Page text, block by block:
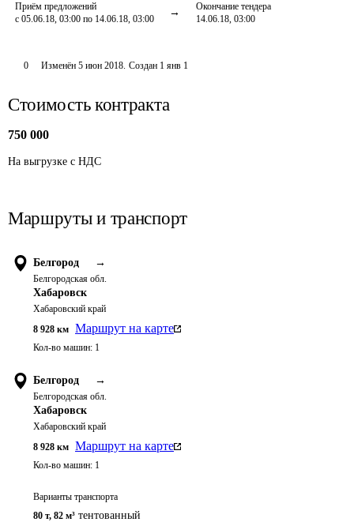
Приём предложений
с 05.06.18, 03:00 по 14.06.18, 03:00
Окончание тендера
14.06.18, 03:00
0 Изменён 5 июн 2018. Создан 1 янв 1
Стоимость контракта
750 000
На выгрузке с НДС
Маршруты и транспорт
Белгород →
Белгородская обл.
Хабаровск
Хабаровский край
8 928 км Маршрут на карте
Кол-во машин: 1
Белгород →
Белгородская обл.
Хабаровск
Хабаровский край
8 928 км Маршрут на карте
Кол-во машин: 1
Варианты транспорта
80 т, 82 м³ тентованный